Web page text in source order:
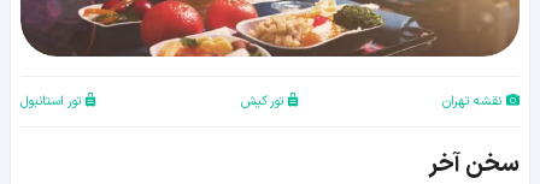
نقشه تهران تور کیش تور استانبول
سخن آخر